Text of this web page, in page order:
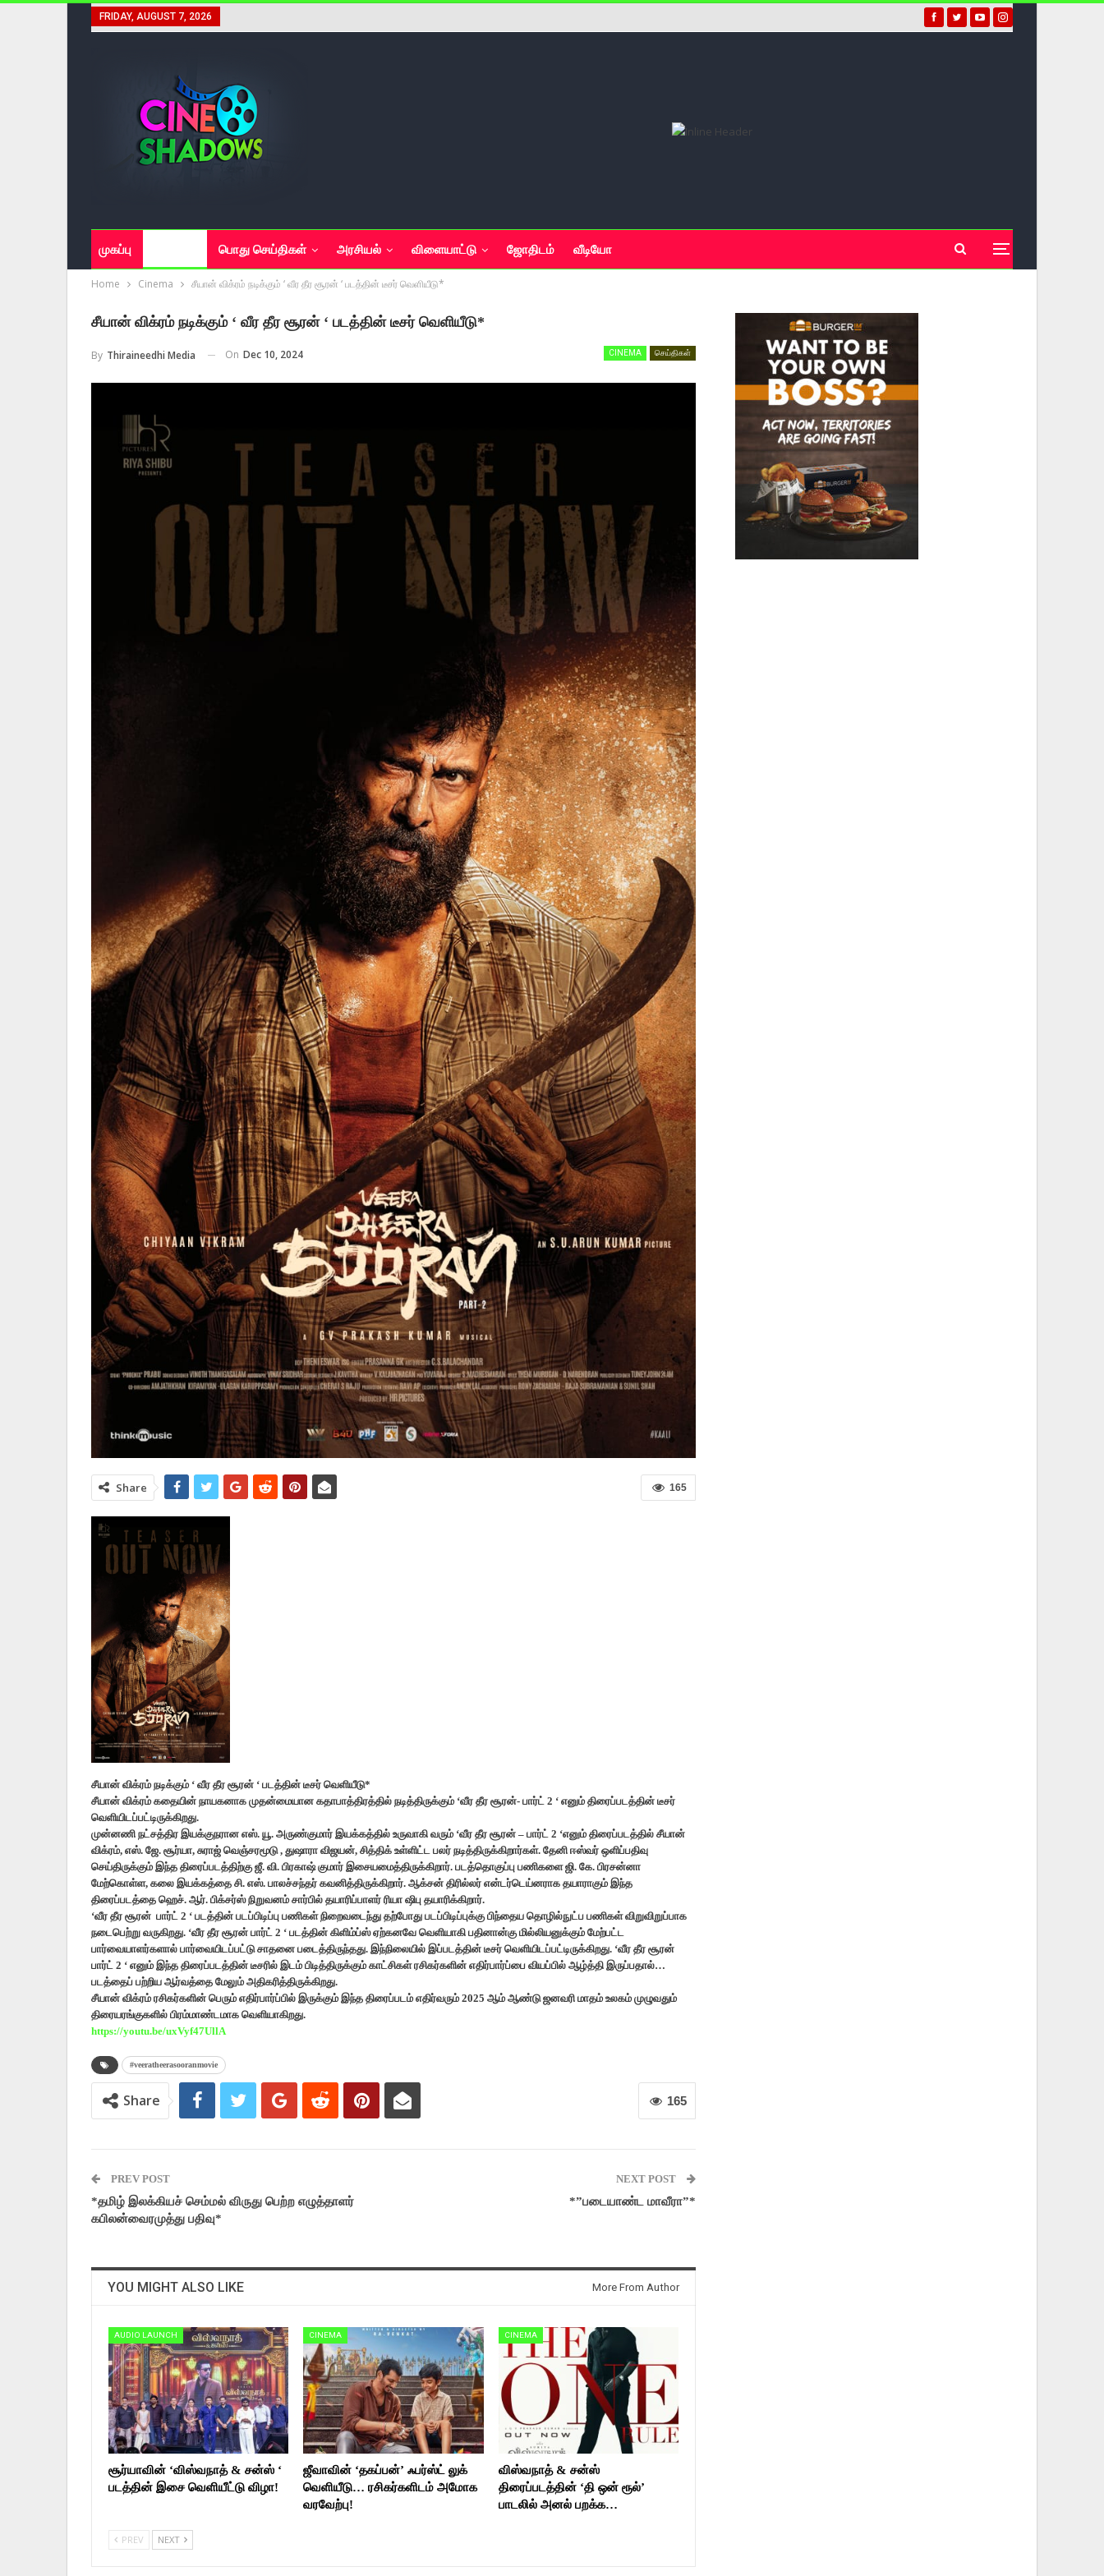
FRIDAY, AUGUST 7, 2026
முகப்பு பொது செய்திகள் அரசியல் விளையாட்டு ஜோதிடம் வீடியோ
Home Cinema சீயான் விக்ரம் நடிக்கும் ‘ வீர தீர சூரன் ‘ படத்தின் டீசர் வெளியீடு*
சீயான் விக்ரம் நடிக்கும் ‘ வீர தீர சூரன் ‘ படத்தின் டீசர் வெளியீடு*
CINEMA செய்திகள்
By Thiraineedhi Media On Dec 10, 2024
165
Share
சீயான் விக்ரம் நடிக்கும் ‘ வீர தீர சூரன் ‘ படத்தின் டீசர் வெளியீடு*
சீயான் விக்ரம் கதையின் நாயகனாக முதன்மையான கதாபாத்திரத்தில் நடித்திருக்கும் ‘வீர தீர சூரன்- பார்ட் 2 ‘ எனும் திரைப்படத்தின் டீசர்
வெளியிடப்பட்டிருக்கிறது.
முன்னணி நட்சத்திர இயக்குநரான எஸ். யூ. அருண்குமார் இயக்கத்தில் உருவாகி வரும் ‘வீர தீர சூரன் – பார்ட் 2 ‘எனும் திரைப்படத்தில் சீயான்
விக்ரம், எஸ். ஜே. சூர்யா, சுராஜ் வெஞ்சரமூடு , துஷாரா விஜயன், சித்திக் உள்ளிட்ட பலர் நடித்திருக்கிறார்கள். தேனி ஈஸ்வர் ஒளிப்பதிவு
செய்திருக்கும் இந்த திரைப்படத்திற்கு ஜீ. வி. பிரகாஷ் குமார் இசையமைத்திருக்கிறார். படத்தொகுப்பு பணிகளை ஜி. கே. பிரசன்னா
மேற்கொள்ள, கலை இயக்கத்தை சி. எஸ். பாலச்சந்தர் கவனித்திருக்கிறார். ஆக்சன் திரில்லர் என்டர்டெய்னராக தயாராகும் இந்த
திரைப்படத்தை ஹெச். ஆர். பிக்சர்ஸ் நிறுவனம் சார்பில் தயாரிப்பாளர் ரியா ஷிபு தயாரிக்கிறார்.
‘வீர தீர சூரன் பார்ட் 2 ‘ படத்தின் படப்பிடிப்பு பணிகள் நிறைவடைந்து தற்போது படப்பிடிப்புக்கு பிந்தைய தொழில்நுட்ப பணிகள் விறுவிறுப்பாக
நடைபெற்று வருகிறது. ‘வீர தீர சூரன் பார்ட் 2 ‘ படத்தின் கிளிம்ப்ஸ் ஏற்கனவே வெளியாகி பதினான்கு மில்லியனுக்கும் மேற்பட்ட
பார்வையாளர்களால் பார்வையிடப்பட்டு சாதனை படைத்திருந்தது. இந்நிலையில் இப்படத்தின் டீசர் வெளியிடப்பட்டிருக்கிறது. ‘வீர தீர சூரன்
பார்ட் 2 ‘ எனும் இந்த திரைப்படத்தின் டீசரில் இடம் பிடித்திருக்கும் காட்சிகள் ரசிகர்களின் எதிர்பார்ப்பை வியப்பில் ஆழ்த்தி இருப்பதால்…
படத்தைப் பற்றிய ஆர்வத்தை மேலும் அதிகரித்திருக்கிறது.‌
சீயான் விக்ரம் ரசிகர்களின் பெரும் எதிர்பார்ப்பில் இருக்கும் இந்த திரைப்படம் எதிர்வரும் 2025 ஆம் ஆண்டு ஜனவரி மாதம் உலகம் முழுவதும்
திரையரங்குகளில் பிரம்மாண்டமாக வெளியாகிறது.
https://youtu.be/uxVyf47UllA
#veeratheerasooranmovie
165
Share
PREV POST
*தமிழ் இலக்கியச் செம்மல் விருது பெற்ற எழுத்தாளர்
கபிலன்வைரமுத்து பதிவு*
NEXT POST
*”படையாண்ட மாவீரா”*
YOU MIGHT ALSO LIKE More From Author
AUDIO LAUNCH
சூர்யாவின் ‘விஸ்வநாத் & சன்ஸ் ‘
படத்தின் இசை வெளியீட்டு விழா!
CINEMA
ஜீவாவின் ‘தகப்பன்’ ஃபர்ஸ்ட் லுக்
வெளியீடு… ரசிகர்களிடம் அமோக
வரவேற்பு!
CINEMA
விஸ்வநாத் & சன்ஸ்
திரைப்படத்தின் ‘தி ஒன் ரூல்’
பாடலில் அனல் பறக்க…
PREV NEXT